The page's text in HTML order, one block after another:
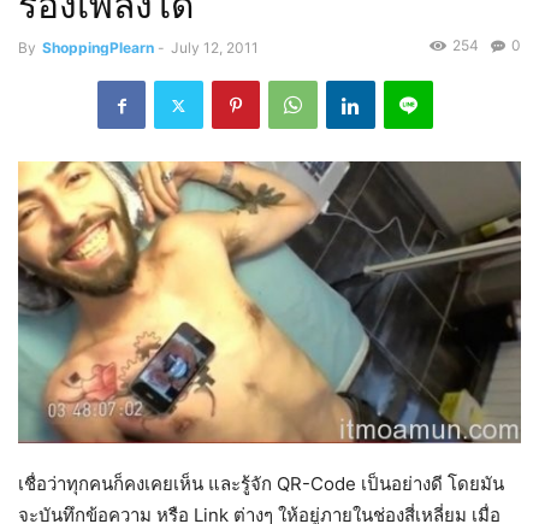
By ShoppingPlearn - July 12, 2011 0
254
เชื่อว่าทุกคนก็คงเคยเห็น และรู้จัก QR-Code เป็นอย่างดี โดยมัน
จะบันทึกข้อความ หรือ Link ต่างๆ ให้อยู่ภายในช่องสี่เหลี่ยม เมื่อ